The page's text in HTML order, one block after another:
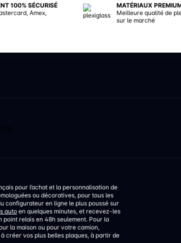
100% SÉCURISÉ
Amex,
MATÉRIAUX
Meilleure qualité de
sur le marché
pour l’achat et la personnalisation de
ou décoratives, pour tous les
configurateur en ligne le plus poussé sur
auto en quelques minutes, et recevez-les
relais en 48h seulement. Pour la
la maison ou pour votre camion,
créer vos plus belles plaques, à partir de